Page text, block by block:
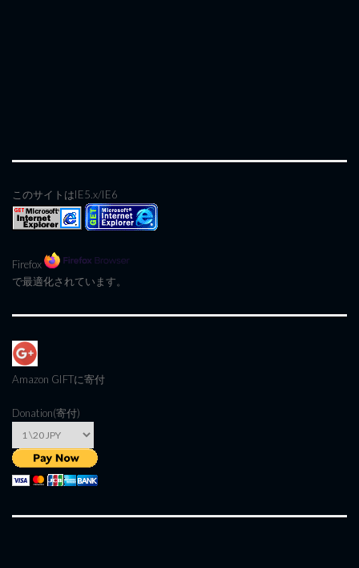
このサイトはIE5.x/IE6
Firefox
で最適化されています。
Amazon GIFTに寄付
Donation(寄付)